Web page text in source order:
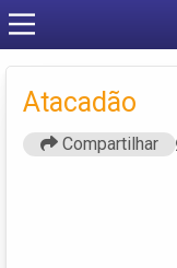
Atacadão
Compartilhar